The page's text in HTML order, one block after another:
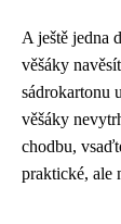
A ještě jedna
věšáky
sádrokartonu
věšáky
chodbu,
praktické, ale